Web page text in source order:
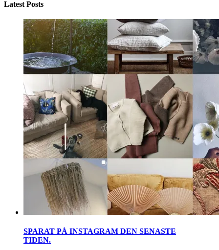
Latest Posts
SPARAT PÅ INSTAGRAM DEN SENASTE
TIDEN.